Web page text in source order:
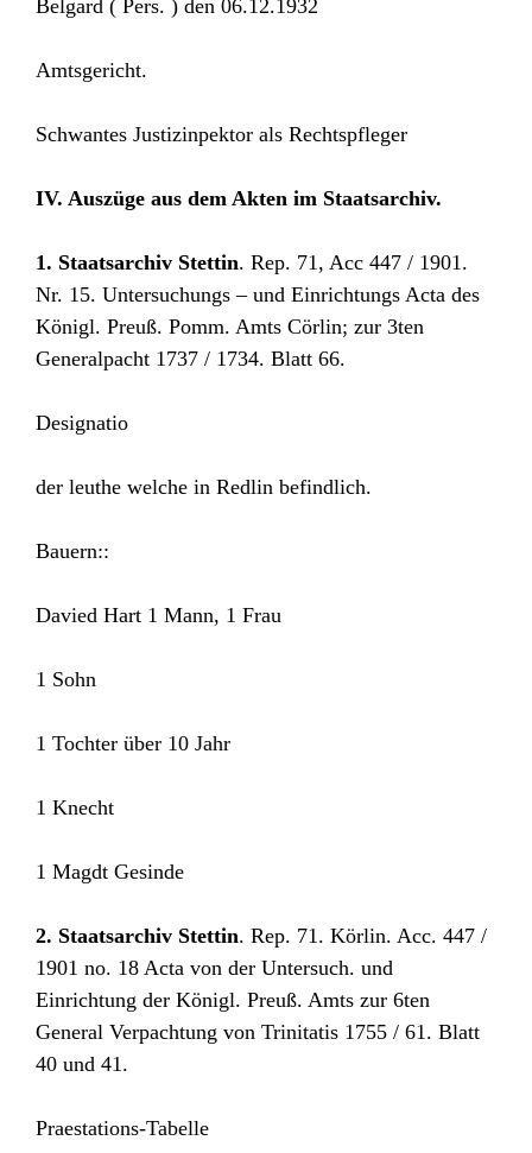
Belgard ( Pers. ) den 06.12.1932
Amtsgericht.
Schwantes Justizinpektor als Rechtspfleger
IV. Auszüge aus dem Akten im Staatsarchiv.
1. Staatsarchiv Stettin. Rep. 71, Acc 447 / 1901.
Nr. 15. Untersuchungs – und Einrichtungs Acta des
Königl. Preuß. Pomm. Amts Cörlin; zur 3ten
Generalpacht 1737 / 1734. Blatt 66.
Designatio
der leuthe welche in Redlin befindlich.
Bauern::
Davied Hart 1 Mann, 1 Frau
1 Sohn
1 Tochter über 10 Jahr
1 Knecht
1 Magdt Gesinde
2. Staatsarchiv Stettin. Rep. 71. Körlin. Acc. 447 /
1901 no. 18 Acta von der Untersuch. und
Einrichtung der Königl. Preuß. Amts zur 6ten
General Verpachtung von Trinitatis 1755 / 61. Blatt
40 und 41.
Praestations-Tabelle